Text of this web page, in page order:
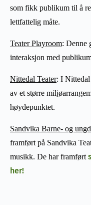
som fikk publikum til å
lettfattelig måte.
Teater Playroom: Denne
interaksjon med
Nittedal Teater: I
av et større
høydepunktet.
Sandvika Barne- og
framført på Sandvika
musikk. De har framført
her!